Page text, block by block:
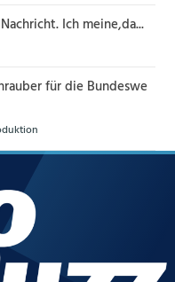
Ich meine,da...
für die Bundeswe